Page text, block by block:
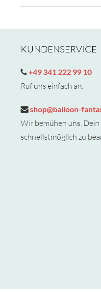
KUNDENSERVICE
+49 341 222 99 10
Ruf uns einfach an.
shop@balloon-
Wir bemühen uns, Dein
schnellstmöglich zu